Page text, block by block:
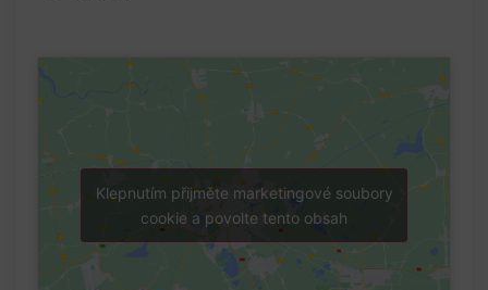
Klepnutím přijměte marketingové soubory
cookie a povolte tento obsah